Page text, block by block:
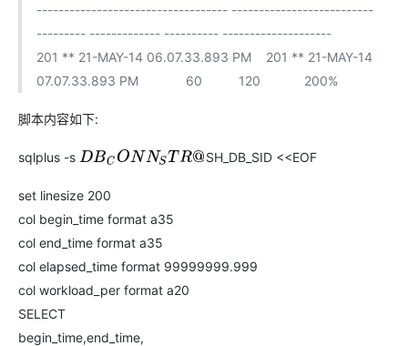
----------------------------------- --------------------------
--------- ------------- ---------- --------------------
201 ** 21-MAY-14 06.07.33.893 PM 201 ** 21-MAY-14
07.07.33.893 PM 60 120 200%
脚本内容如下:
sqlplus -s DBCONNSTR@ SH_DB_SID <<EOF
set linesize 200
col begin_time format a35
col end_time format a35
col elapsed_time format 99999999.999
col workload_per format a20
SELECT
begin_time,end_time,